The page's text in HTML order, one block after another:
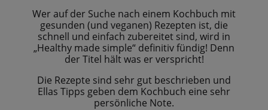
Wer auf der Suche nach einem Kochbuch mit
gesunden (und veganen) Rezepten ist, die
schnell und einfach zubereitet sind, wird in
„Healthy made simple“ definitiv fündig! Denn
der Titel hält was er verspricht!
Die Rezepte sind sehr gut beschrieben und
Ellas Tipps geben dem Kochbuch eine sehr
persönliche Note.